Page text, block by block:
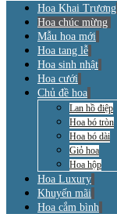
Hoa Khai Trương
Hoa chúc mừng
Mẫu hoa mới
Hoa tang lễ
Hoa sinh nhật
Hoa cưới
Chủ đề hoa
Lan hồ điệp
Hoa bó tròn
Hoa bó dài
Giỏ hoa
Hoa hộp
Hoa Luxury
Khuyến mãi
Hoa cắm bình